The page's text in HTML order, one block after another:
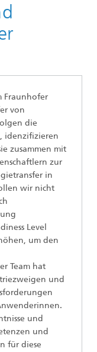
Fraunhofer
von
die
idenzifizieren
zusammen mit
zur
in
wir nicht
Level
um den
Team hat
und
und
und
für diese